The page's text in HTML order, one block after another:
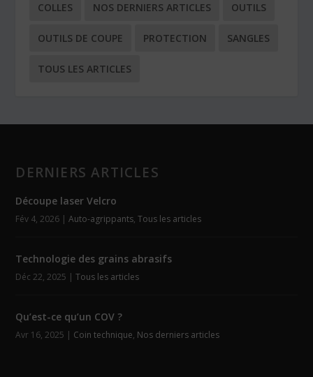
COLLES NOS DERNIERS ARTICLES OUTILS
OUTILS DE COUPE PROTECTION SANGLES
TOUS LES ARTICLES
DERNIERS ARTICLES
Découpe laser Velcro
Fév 4, 2026 |Auto-agrippants,Tous les articles
Technologie des grains abrasifs
Déc 22, 2025 |Tous les articles
Qu’est-ce qu’un COV ?
Avr 16, 2025 | Coin technique, Nos derniers articles